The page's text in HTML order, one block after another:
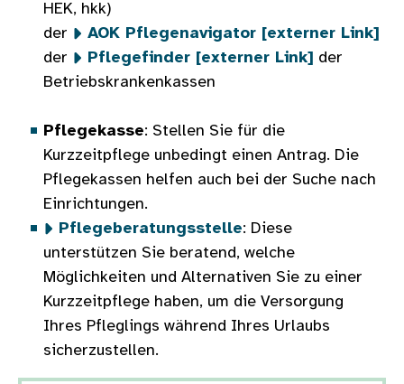
HEK, hkk)
der
AOK Pflegenavigator [externer Link]
der
Pflegefinder [externer Link] der
Betriebskrankenkassen
Pflegekasse: Stellen Sie für die
Kurzzeitpflege unbedingt einen Antrag. Die
Pflegekassen helfen auch bei der Suche nach
Einrichtungen.
Pflegeberatungsstelle: Diese
unterstützen Sie beratend, welche
Möglichkeiten und Alternativen Sie zu einer
Kurzzeitpflege haben, um die Versorgung
Ihres Pfleglings während Ihres Urlaubs
sicherzustellen.